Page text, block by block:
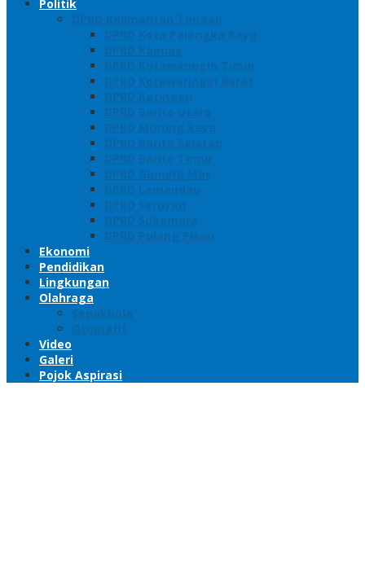
Politik
DPRD Kalimantan Tengah
DPRD Kota Palangka Raya
DPRD Kapuas
DPRD Kotawaringin Timur
DPRD Kotawaringin Barat
DPRD Katingan
DPRD Barito Utara
DPRD Murung Raya
DPRD Barito Selatan
DPRD Barito Timur
DPRD Gunung Mas
DPRD Lamandau
DPRD Seruyan
DPRD Sukamara
DPRD Pulang Pisau
Ekonomi
Pendidikan
Lingkungan
Olahraga
Sepakbola
Otomatif
Video
Galeri
Pojok Aspirasi